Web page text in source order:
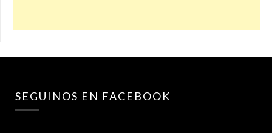
SEGUINOS EN FACEBOOK